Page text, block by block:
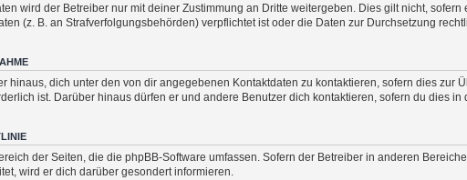
wird der Betreiber nur mit deiner Zustimmung an Dritte weitergeben. Dies gilt nicht, sofern
(z. B. an Strafverfolgungsbehörden) verpflichtet ist oder die Daten zur Durchsetzung
hinaus, dich unter den von dir angegebenen Kontaktdaten zu kontaktieren, sofern dies zur
ist. Darüber hinaus dürfen er und andere Benutzer dich kontaktieren, sofern du dies
der Seiten, die die phpBB-Software umfassen. Sofern der Betreiber in anderen
wird er dich darüber gesondert informieren.